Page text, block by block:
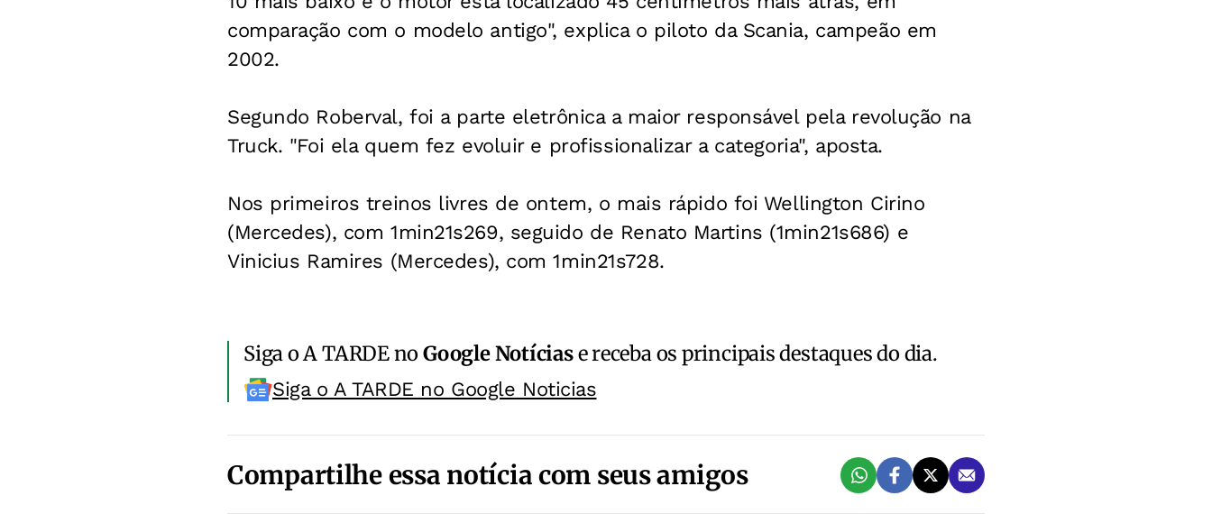
comparação com o modelo antigo", explica o piloto da Scania, campeão em
2002.
Segundo Roberval, foi a parte eletrônica a maior responsável pela revolução na
Truck. "Foi ela quem fez evoluir e profissionalizar a categoria", aposta.
Nos primeiros treinos livres de ontem, o mais rápido foi Wellington Cirino
(Mercedes), com 1min21s269, seguido de Renato Martins (1min21s686) e
Vinicius Ramires (Mercedes), com 1min21s728.
Siga o A TARDE noGoogle Notíciase receba os principais destaques do dia.
Siga o A TARDE no Google Noticias
Compartilhe essa notícia com seus amigos